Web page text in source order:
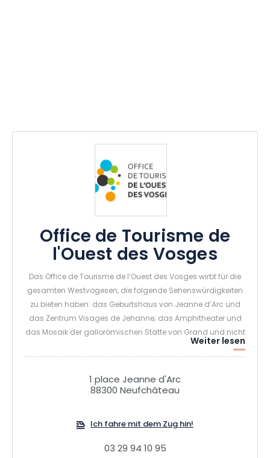
Office de Tourisme de
l'Ouest des Vosges
Das Office de Tourisme de l’Ouest des Vosges wirbt für die
gesamten Westvogesen, die folgende Sehenswürdigkeiten
zu bieten haben: das Geburtshaus von Jeanne d’Arc und
das Zentrum Visages de Jehanne; das Amphitheater und
das Mosaik der gallorömischen Stätte von Grand und nicht
zu vergessen die Naturschönheiten rund um die Maas und
die Kalksteinwiesen.
Weiter lesen
1 place Jeanne d'Arc
88300 Neufchâteau
Ich fahre mit dem Zug hin!
03 29 94 10 95